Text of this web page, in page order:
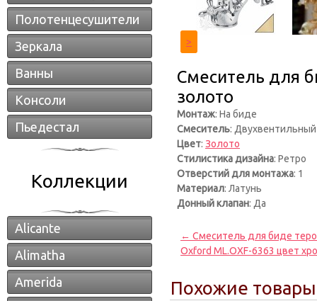
Полотенцесушители
Зеркала
Ванны
Консоли
Пьедестал
Коллекции
Alicante
Alimatha
Amerida
>
Смеситель для
золото
Монтаж: На биде
Смеситель: Двухвентильный
Цвет: Золото
Стилистика дизайна: Ретро
Отверстий для монтажа: 1
Материал: Латунь
Донный клапан: Да
← Смеситель для биде
Oxford ML.OXF-6363 цвет
Похожие товары